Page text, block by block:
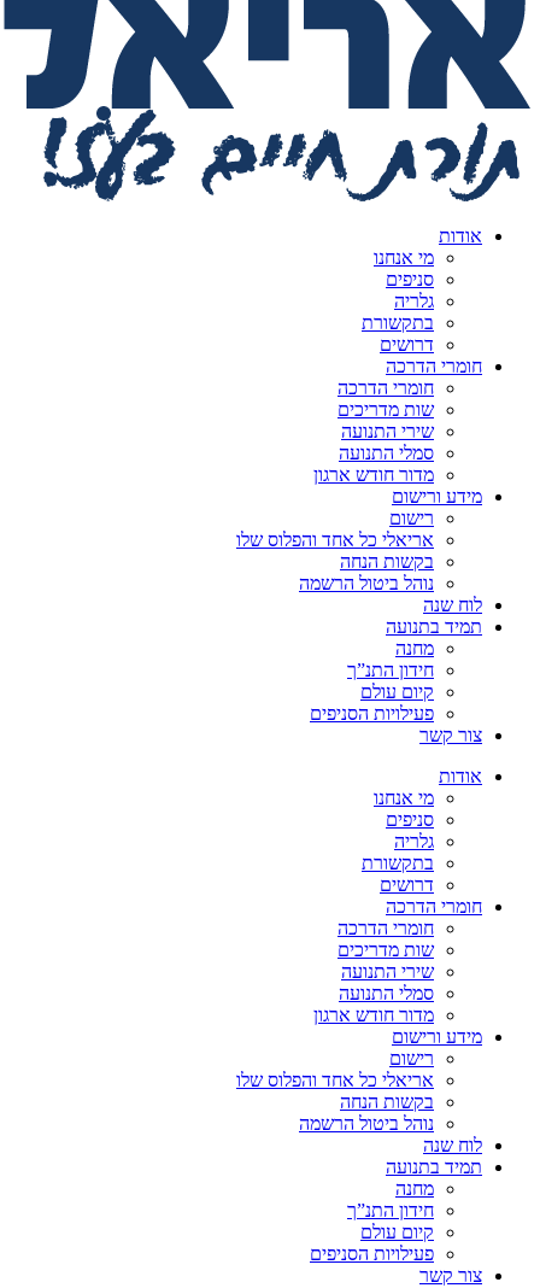
אודות
מי אנחנו
סניפים
גלריה
בתקשורת
דרושים
חומרי הדרכה
חומרי הדרכה
שות מדריכים
שירי התנועה
סמלי התנועה
מדור חודש ארגון
מידע ורישום
רישום
אריאלי כל אחד והפלוס שלו
בקשות הנחה
נוהל ביטול הרשמה
לוח שנה
תמיד בתנועה
מחנה
חידון התנ”ך
קיום עולם
פעילויות הסניפים
צור קשר
אודות
מי אנחנו
סניפים
גלריה
בתקשורת
דרושים
חומרי הדרכה
חומרי הדרכה
שות מדריכים
שירי התנועה
סמלי התנועה
מדור חודש ארגון
מידע ורישום
רישום
אריאלי כל אחד והפלוס שלו
בקשות הנחה
נוהל ביטול הרשמה
לוח שנה
תמיד בתנועה
מחנה
חידון התנ”ך
קיום עולם
פעילויות הסניפים
צור קשר